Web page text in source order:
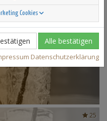
25
Cookies
Alle bestätigen
Datenschutzerklärung